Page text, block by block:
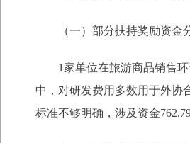
（一）部分扶持奖励资
1家单位在旅游商品销售
中，对研发费用多数用于外协
标准不够明确，涉及资金762.79